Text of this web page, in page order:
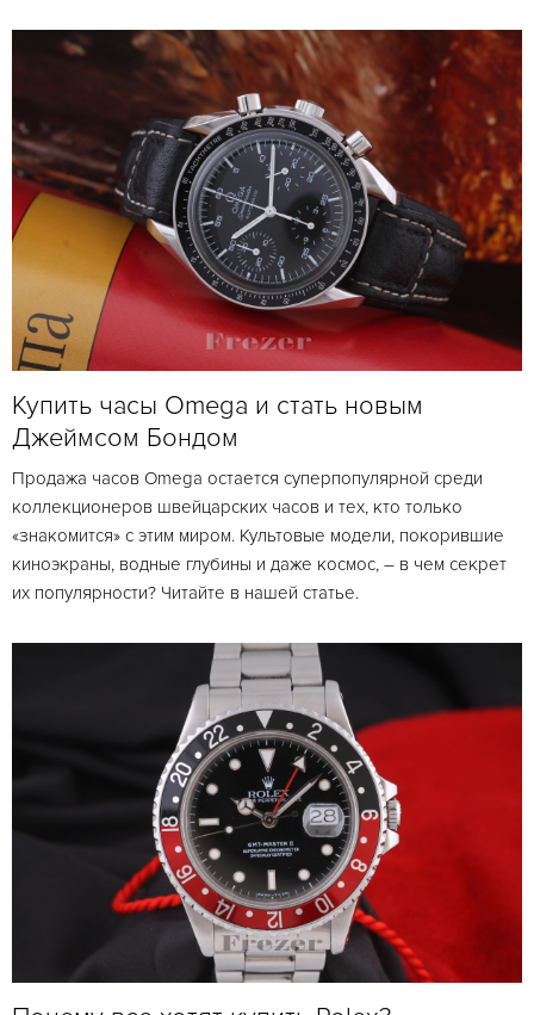
Купить часы Omega и стать новым
Джеймсом Бондом
Продажа часов Omega остается суперпопулярной среди
коллекционеров швейцарских часов и тех, кто только
«знакомится» с этим миром. Культовые модели, покорившие
киноэкраны, водные глубины и даже космос, – в чем секрет
их популярности? Читайте в нашей статье.